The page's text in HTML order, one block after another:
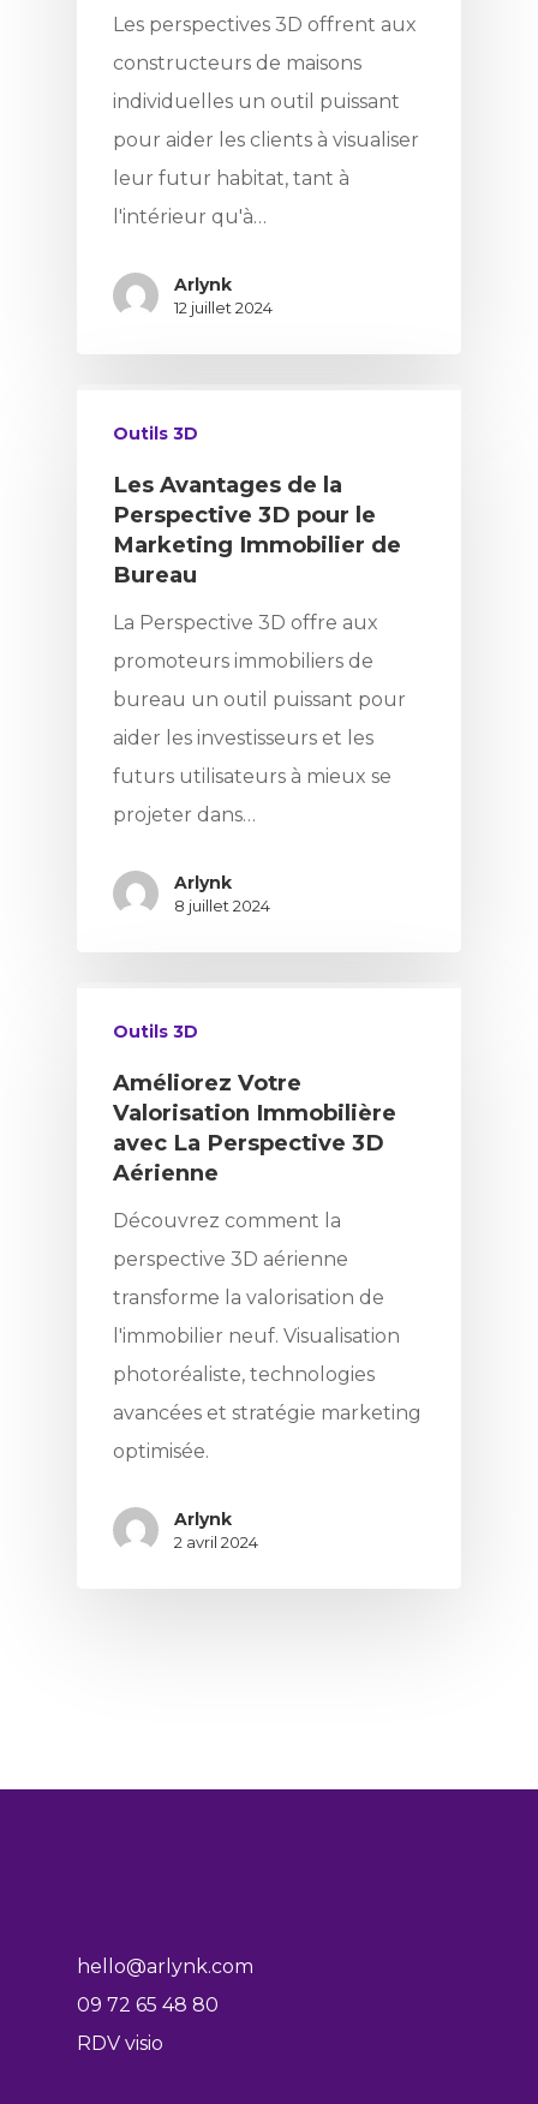
Les perspectives 3D offrent aux
constructeurs de maisons
individuelles un outil puissant
pour aider les clients à visualiser
leur futur habitat, tant à
l'intérieur qu'à…
Arlynk
12 juillet 2024
Outils 3D
Les Avantages de la
Perspective 3D pour le
Marketing Immobilier de
Bureau
La Perspective 3D offre aux
promoteurs immobiliers de
bureau un outil puissant pour
aider les investisseurs et les
futurs utilisateurs à mieux se
projeter dans…
Arlynk
8 juillet 2024
Outils 3D
Améliorez Votre
Valorisation Immobilière
avec La Perspective 3D
Aérienne
Découvrez comment la
perspective 3D aérienne
transforme la valorisation de
l'immobilier neuf. Visualisation
photoréaliste, technologies
avancées et stratégie marketing
optimisée.
Arlynk
2 avril 2024
hello@arlynk.com
09 72 65 48 80
RDV visio